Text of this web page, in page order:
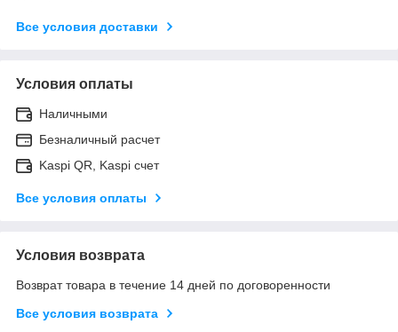
Все условия доставки
Условия оплаты
Наличными
Безналичный расчет
Kaspi QR, Kaspi счет
Все условия оплаты
Условия возврата
Возврат товара в течение 14 дней по договоренности
Все условия возврата